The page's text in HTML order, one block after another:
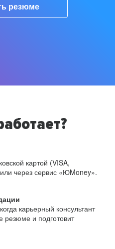
резюме
картой (VISA,
через сервис «ЮMoney».
карьерный консультант
резюме и подготовит